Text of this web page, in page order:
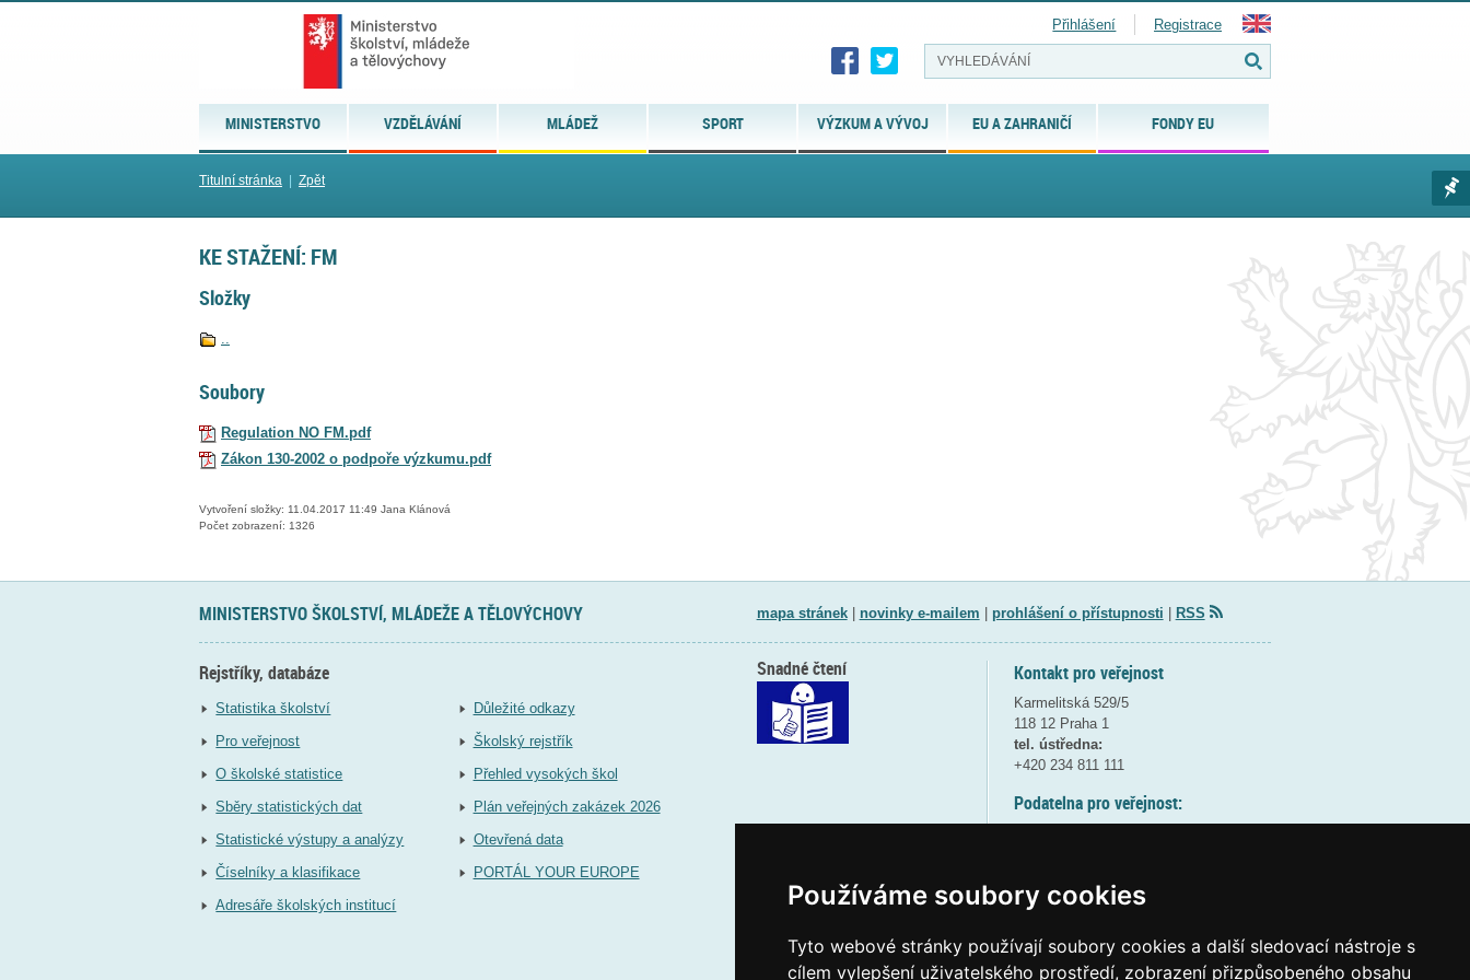
Používáme soubory cookies
Tyto webové stránky používají soubory cookies a další sledovací nástroje s
cílem vylepšení uživatelského prostředí, zobrazení přizpůsobeného obsahu
MINISTERSTVO VZDĚLÁVÁNÍ MLÁDEŽ SPORT VÝZKUM A VÝVOJ EU A ZAHRANIČÍ FONDY EU
Přihlášení Registrace
Titulní stránka Zpět
KE STAŽENÍ: FM
Složky
..
Soubory
Regulation NO FM.pdf
Zákon 130-2002 o podpoře výzkumu.pdf
Vytvoření složky: 11.04.2017 11:49 Jana Klánová
Počet zobrazení: 1326
MINISTERSTVO ŠKOLSTVÍ, MLÁDEŽE A TĚLOVÝCHOVY mapa stránek| novinky e-mailem prohlášení o přístupnosti RSS
Rejstříky, databáze
Statistika školství
Pro veřejnost
O školské statistice
Sběry statistických dat
Statistické výstupy a analýzy
Číselníky a klasifikace
Adresáře školských institucí
Důležité odkazy
Školský rejstřík
Přehled vysokých škol
Plán veřejných zakázek 2026
Otevřená data
PORTÁL YOUR EUROPE
Kontakt pro veřejnost
Karmelitská 529/5
118 12 Praha 1
tel. ústředna:
+420 234 811 111
Podatelna pro veřejnost:
(více informací
Snadné čtení